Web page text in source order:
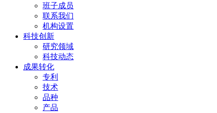
班子成员
联系我们
机构设置
科技创新
研究领域
科技动态
成果转化
专利
技术
品种
产品